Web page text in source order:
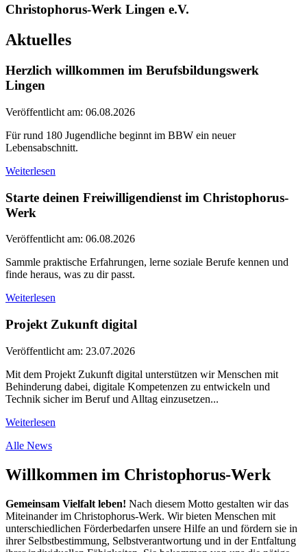
Christophorus-Werk Lingen e.V.
Aktuelles
Herzlich willkommen im Berufsbildungswerk
Lingen
Veröffentlicht am: 06.08.2026
Für rund 180 Jugendliche beginnt im BBW ein neuer
Lebensabschnitt.
Weiterlesen
Starte deinen Freiwilligendienst im Christophorus-
Werk
Veröffentlicht am: 06.08.2026
Sammle praktische Erfahrungen, lerne soziale Berufe kennen und
finde heraus, was zu dir passt.
Weiterlesen
Projekt Zukunft digital
Veröffentlicht am: 23.07.2026
Mit dem Projekt Zukunft digital unterstützen wir Menschen mit
Behinderung dabei, digitale Kompetenzen zu entwickeln und
Technik sicher im Beruf und Alltag einzusetzen...
Weiterlesen
Alle News
Willkommen im Christophorus-Werk
Gemeinsam Vielfalt leben! Nach diesem Motto gestalten wir das
Miteinander im Christophorus-Werk. Wir bieten Menschen mit
unterschiedlichen Förderbedarfen unsere Hilfe an und fördern sie in
ihrer Selbstbestimmung, Selbstverantwortung und in der Entfaltung